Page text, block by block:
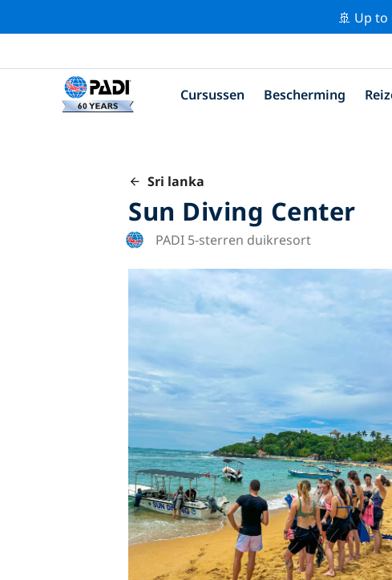
🚢 Up to
Cursussen Bescherming
Sri lanka
Sun Diving Center
PADI 5-sterren duikresort